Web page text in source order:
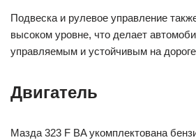
Подвеска и рулевое управление
высоком уровне, что делает
управляемым и устойчивым на
Двигатель
Мазда 323 F BA укомплектована